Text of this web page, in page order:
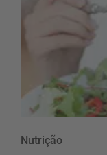
Nutrição